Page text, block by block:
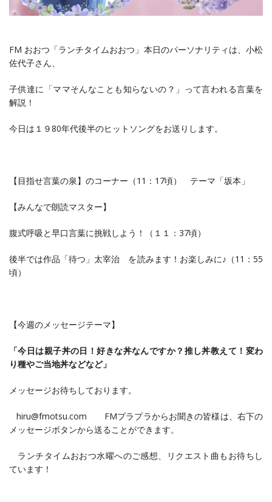
FM おおつ「ランチタイムおおつ」本日のパーソナリティは、小松
佐代子さん、
子供達に「ママそんなことも知らないの？」って言われる言葉を
解説！
今日は１９80年代後半のヒットソングをお送りします。
【目指せ言葉の泉】のコーナー（11：17頃） テーマ「坂本」
【みんなで朗読マスター】
腹式呼吸と早口言葉に挑戦しよう！（１１：37頃）
後半では作品「待つ」太宰治 を読みます！お楽しみに♪（11：55
頃）
【今週のメッセージテーマ】
「今日は親子丼の日！好きな丼なんですか？推し丼教えて！変わ
り種やご当地丼などなど」
メッセージお待ちしております。
hiru@fmotsu.com FMプラプラからお聞きの皆様は、右下の
メッセージボタンから送ることができます。
ランチタイムおおつ水曜へのご感想、リクエスト曲もお待ちし
ています！